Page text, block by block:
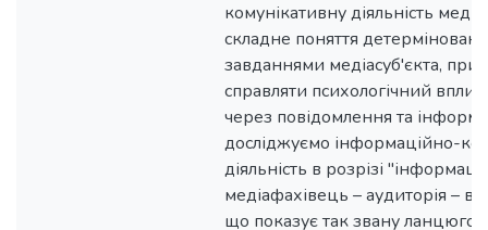
комунікативну діяльність
складне поняття
завданнями медіасуб'єкта,
справляти психологічний
через повідомлення та
досліджуємо інформаційно-
діяльність в розрізі
медіафахівець – аудиторія –
що показує так звану